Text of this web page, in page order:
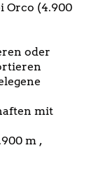
Orco (4.900
oder
mit
m ,